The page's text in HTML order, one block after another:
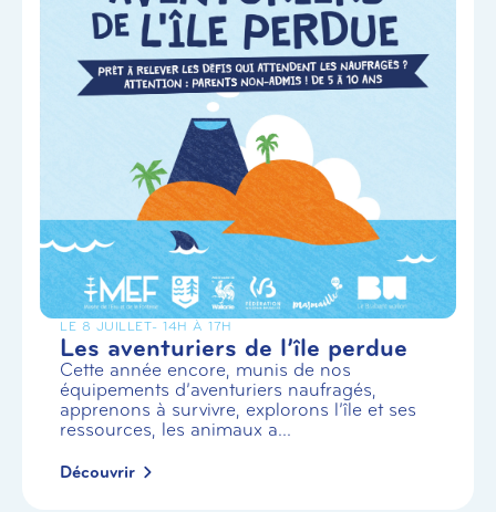
LE 8 JUILLET- 14H À 17H
Les aventuriers de l’île perdue
Cette année encore, munis de nos
équipements d’aventuriers naufragés,
apprenons à survivre, explorons l’île et ses
ressources, les animaux a...
Découvrir